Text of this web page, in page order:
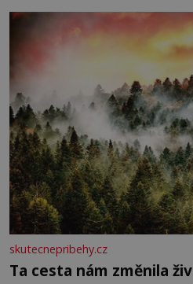
se na koloběžce a den
Velkých Losinách nebo v
skutecnepribehy.cz
Ta cesta nám změnila